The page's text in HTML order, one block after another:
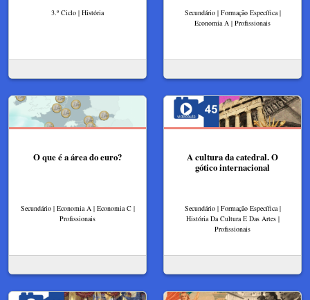
3.º Ciclo | História
Secundário | Formação Específica |
Economia A | Profissionais
O que é a área do euro?
Secundário | Economia A | Economia C |
Profissionais
A cultura da catedral. O
gótico internacional
Secundário | Formação Específica |
História Da Cultura E Das Artes |
Profissionais